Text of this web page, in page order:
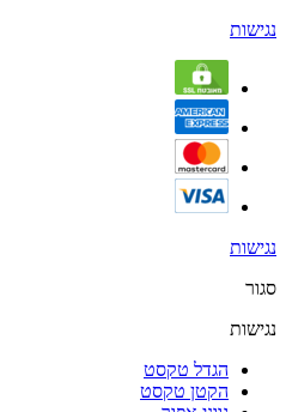
נגישות
נגישות
סגור
נגישות
הגדל טקסט
הקטן טקסט